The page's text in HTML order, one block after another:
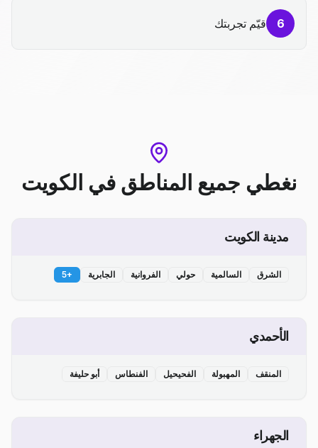
6 قيّم تجربتك
نغطي جميع المناطق في الكويت
مدينة الكويت
الشرق السالمية حولي الفروانية الجابرية +
5
الأحمدي
المنقف المهبولة الفحيحيل الفنطاس أبو حليفة
الجهراء